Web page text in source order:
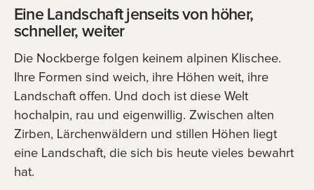
Eine Landschaft jenseits von höher,
schneller, weiter
Die Nockberge folgen keinem alpinen Klischee.
Ihre Formen sind weich, ihre Höhen weit, ihre
Landschaft offen. Und doch ist diese Welt
hochalpin, rau und eigenwillig. Zwischen alten
Zirben, Lärchenwäldern und stillen Höhen liegt
eine Landschaft, die sich bis heute vieles bewahrt
hat.